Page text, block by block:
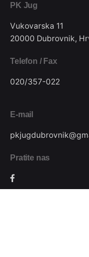
PK Jug
Vukovarska 11
20000 Dubrovnik,
Telefon / Fax
020/357-022
E-mail
Pratite nas